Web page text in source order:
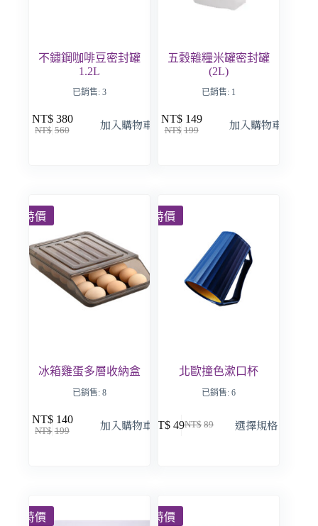
不鏽鋼咖啡豆密封罐
1.2L
已銷售: 3
NT$ 560
NT$ 380 加入購物車
五穀雜糧米罐密封罐
(2L)
已銷售: 1
NT$ 199
NT$ 149 加入購物車
特價
冰箱雞蛋多層收納盒
已銷售: 8
NT$ 199
NT$ 140 加入購物車
特價
北歐撞色漱口杯
已銷售: 6
NT$ 89
NT$ 49 選擇規格
特價 特價